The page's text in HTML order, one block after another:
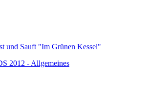
und Sauft "Im Grünen Kessel"
2012 - Allgemeines